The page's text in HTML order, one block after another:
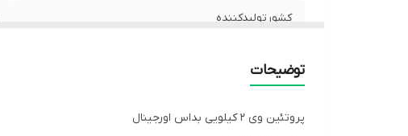
کشورتولیدکننده
توضیحات
پروتئین وی ۲ کیلویی بداس اورجینال